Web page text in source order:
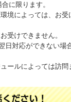
に限ります。
境によっては、お受
受けできません。
日対応ができない場
ールによっては訪問